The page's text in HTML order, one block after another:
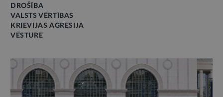
DROŠĪBA
VALSTS VĒRTĪBAS
KRIEVIJAS AGRESIJA
VĒSTURE